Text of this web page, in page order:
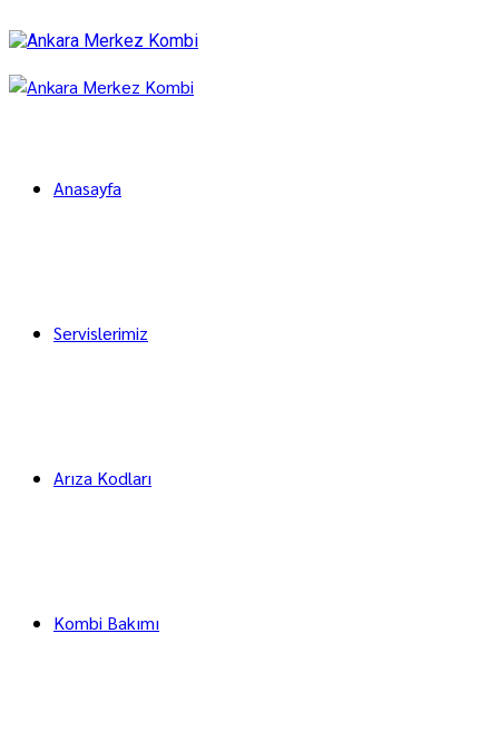
Anasayfa
Servislerimiz
Arıza Kodları
Kombi Bakımı